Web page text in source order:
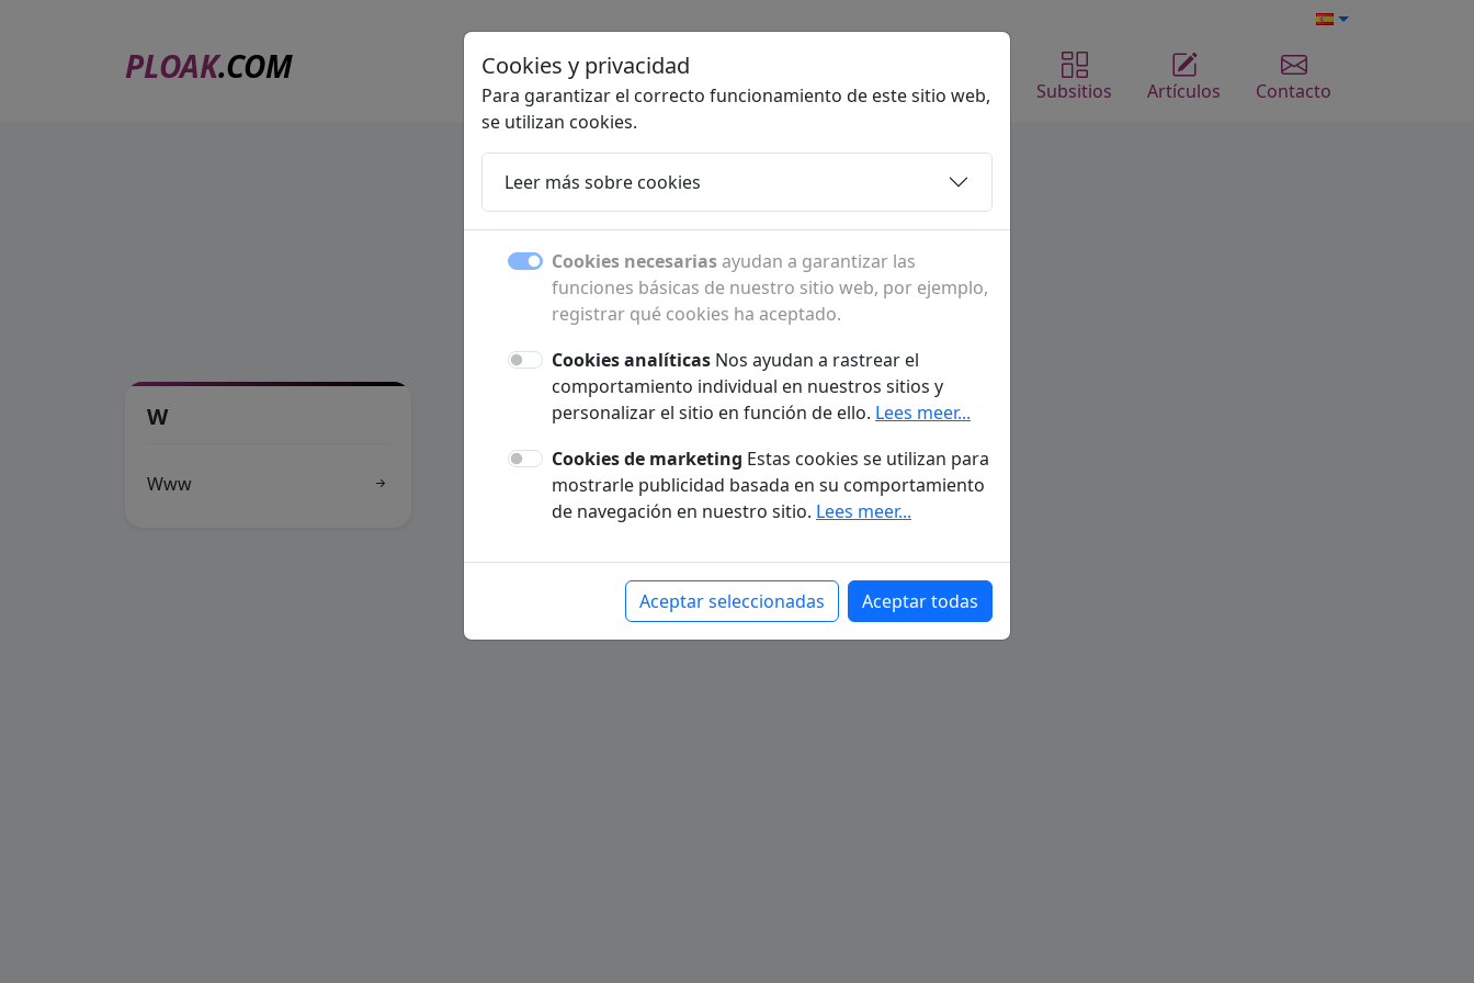
PLOAK.COM
Home Subsitios Artículos Contacto
Subpáginas
Descubre todas las subpáginas y secciones.
W
Www
Cookies y privacidad
Para garantizar el correcto funcionamiento de este sitio web,
se utilizan cookies.
Leer más sobre cookies
Cookies necesariasayudan a garantizar las
funciones básicas de nuestro sitio web, por ejemplo,
registrar qué cookies ha aceptado.
Cookies analíticas Nos ayudan a rastrear el
comportamiento individual en nuestros sitios y
personalizar el sitio en función de ello. Lees meer...
Cookies de marketing Estas cookies se utilizan para
mostrarle publicidad basada en su comportamiento
de navegación en nuestro sitio. Lees meer...
Aceptar seleccionadas Aceptar todas